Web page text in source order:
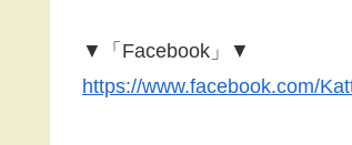
▼「Facebook」▼
https://www.facebook.com/